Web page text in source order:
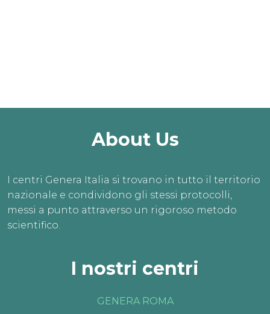
About Us
I centri Genera Italia si trovano in tutto il territorio
nazionale e condividono gli stessi protocolli,
messi a punto attraverso un rigoroso metodo
scientifico.
I nostri centri
GENERA ROMA